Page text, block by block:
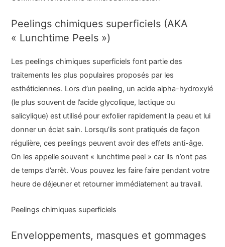
Peelings chimiques superficiels (AKA
« Lunchtime Peels »)
Les peelings chimiques superficiels font partie des
traitements les plus populaires proposés par les
esthéticiennes. Lors d’un peeling, un acide alpha-hydroxylé
(le plus souvent de l’acide glycolique, lactique ou
salicylique) est utilisé pour exfolier rapidement la peau et lui
donner un éclat sain. Lorsqu’ils sont pratiqués de façon
régulière, ces peelings peuvent avoir des effets anti-âge.
On les appelle souvent « lunchtime peel » car ils n’ont pas
de temps d’arrêt. Vous pouvez les faire faire pendant votre
heure de déjeuner et retourner immédiatement au travail.
Peelings chimiques superficiels
Enveloppements, masques et gommages